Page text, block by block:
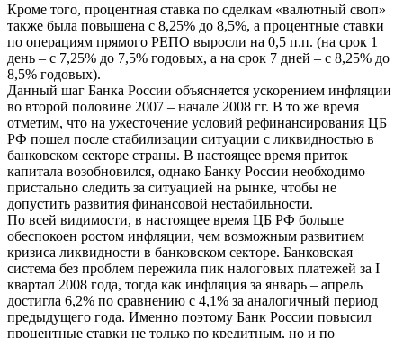
Кроме того, процентная ставка по сделкам «валютный своп»
также была повышена с 8,25% до 8,5%, а процентные ставки
по операциям прямого РЕПО выросли на 0,5 п.п. (на срок 1
день – с 7,25% до 7,5% годовых, а на срок 7 дней – с 8,25% до
8,5% годовых).
Данный шаг Банка России объясняется ускорением инфляции
во второй половине 2007 – начале 2008 гг. В то же время
отметим, что на ужесточение условий рефинансирования ЦБ
РФ пошел после стабилизации ситуации с ликвидностью в
банковском секторе страны. В настоящее время приток
капитала возобновился, однако Банку России необходимо
пристально следить за ситуацией на рынке, чтобы не
допустить развития финансовой нестабильности.
По всей видимости, в настоящее время ЦБ РФ больше
обеспокоен ростом инфляции, чем возможным развитием
кризиса ликвидности в банковском секторе. Банковская
система без проблем пережила пик налоговых платежей за I
квартал 2008 года, тогда как инфляция за январь – апрель
достигла 6,2% по сравнению с 4,1% за аналогичный период
предыдущего года. Именно поэтому Банк России повысил
процентные ставки не только по кредитным, но и по